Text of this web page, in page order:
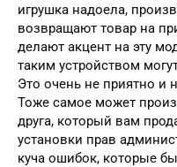
игрушка надоела,
возвращают товар на
делают акцент на эту
таким устройством
Это очень не приятно и
Тоже самое может
друга, который вам
установки прав
куча ошибок, которые